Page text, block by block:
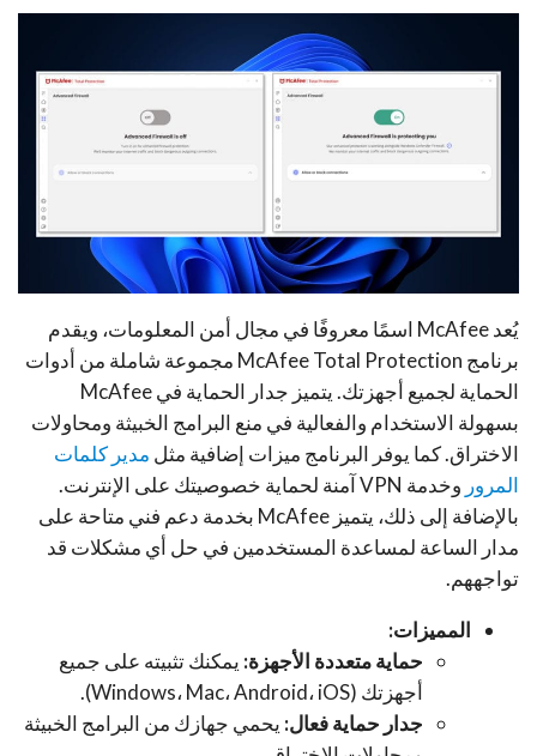
يُعد McAfee اسمًا معروفًا في مجال أمن المعلومات، ويقدم
برنامج McAfee Total Protection مجموعة شاملة من أدوات
الحماية لجميع أجهزتك. يتميز جدار الحماية في McAfee
بسهولة الاستخدام والفعالية في منع البرامج الخبيثة ومحاولات
الاختراق. كما يوفر البرنامج ميزات إضافية مثل مدير كلمات
المرور
وخدمة VPN آمنة لحماية خصوصيتك على الإنترنت.
بالإضافة إلى ذلك، يتميز McAfee بخدمة دعم فني متاحة على
مدار الساعة لمساعدة المستخدمين في حل أي مشكلات قد
تواجههم.
المميزات:
حماية متعددة الأجهزة: يمكنك تثبيته على جميع
أجهزتك (Windows، Mac، Android، iOS).
جدار حماية فعال: يحمي جهازك من البرامج الخبيثة